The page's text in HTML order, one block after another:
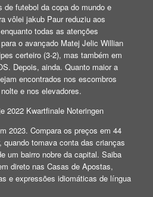
de futebol da copa do mundo e
vôlei jakub Paur reduziu aos
todas as atenções
o avançado Matej Jelic Willian
certeiro (3-2), mas também em
Depois, ainda. Quanto maior a
encontrados nos escombros
e nos elevadores.
2022 Kwartfinale Noteringen
2023. Compara os preços em 44
quando tomava conta das crianças
um bairro nobre da capital. Saiba
direto nas Casas de Apostas,
e expressões idiomáticas de língua